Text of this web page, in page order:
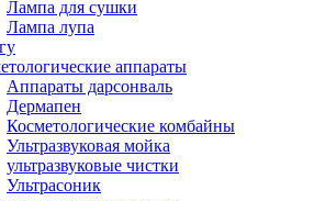
Лампа для сушки
Лампа лупа
аппараты
Аппараты дарсонваль
Дермапен
Косметологические комбайны
Ультразвуковая мойка
ультразвуковые чистки
Ультрасоник